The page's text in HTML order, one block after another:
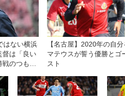
はない横浜
督は「良い
戦のつもり
【名古屋】2020年の自分
マテウスが誓う優勝とゴ
スト